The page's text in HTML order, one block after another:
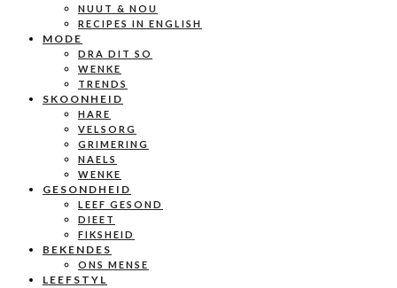
NUUT & NOU
RECIPES IN ENGLISH
MODE
DRA DIT SO
WENKE
TRENDS
SKOONHEID
HARE
VELSORG
GRIMERING
NAELS
WENKE
GESONDHEID
LEEF GESOND
DIEET
FIKSHEID
BEKENDES
ONS MENSE
LEEFSTYL